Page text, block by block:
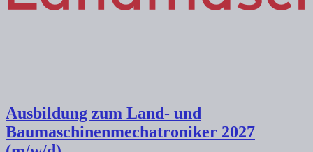
Ausbildung zum Land- und
Baumaschinenmechatroniker 2027